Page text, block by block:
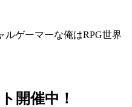
ルゲーマーな俺はRPG世界
開催中！